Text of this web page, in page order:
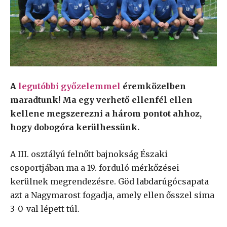
A legutóbbi győzelemmel éremközelben
maradtunk! Ma egy verhető ellenfél ellen
kellene megszerezni a három pontot ahhoz,
hogy dobogóra kerülhessünk.
A III. osztályú felnőtt bajnokság Északi
csoportjában ma a 19. forduló mérkőzései
kerülnek megrendezésre. Göd labdarúgócsapata
azt a Nagymarost fogadja, amely ellen ősszel sima
3-0-val lépett túl.